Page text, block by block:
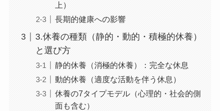
上）
長期的健康への影響
3.休養の種類（静的・動的・積極的休養）
と選び方
静的休養（消極的休養）：完全な休息
動的休養（適度な活動を伴う休息）
休養の7タイプモデル（心理的・社会的側
面も含む）